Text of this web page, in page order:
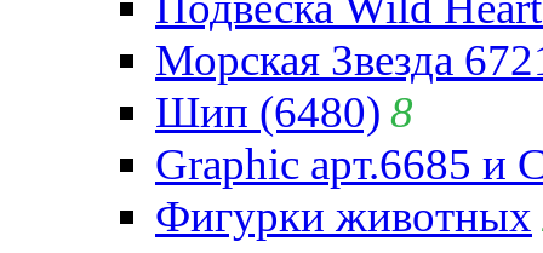
Морская Звезда
Шип (6480) 8
Graphic арт.6685 и
Фигурки животных